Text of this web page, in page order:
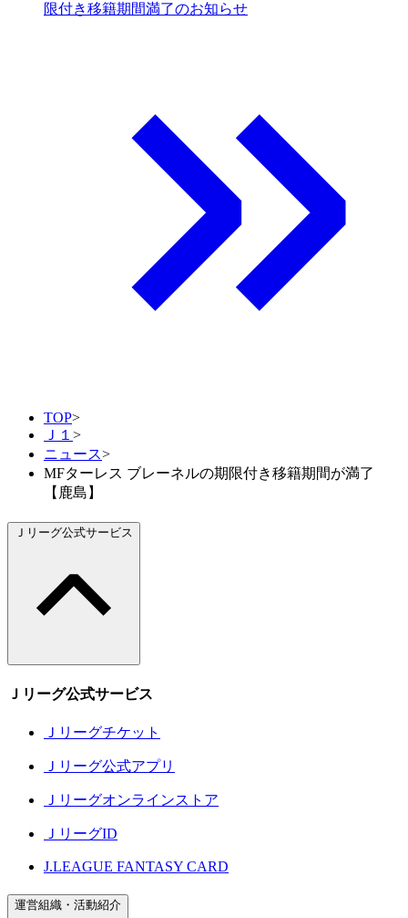
限付き移籍期間満了のお知らせ
TOP>
Ｊ１ >
ニュース>
MFターレス ブレーネルの期限付き移籍期間が満了
【鹿島】
Ｊリーグ公式サービス
Ｊリーグ公式サービス
Ｊリーグチケット
Ｊリーグ公式アプリ
Ｊリーグオンラインストア
ＪリーグID
J.LEAGUE FANTASY CARD
運営組織・活動紹介